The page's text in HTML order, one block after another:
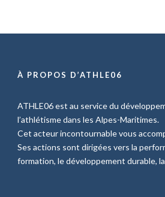
À PROPOS D’ATHLE06
ATHLE06 est au service du
l’athlétisme dans les Alpes-Maritimes.
Cet acteur incontournable vous
Ses actions sont dirigées vers la
formation, le développement durable,